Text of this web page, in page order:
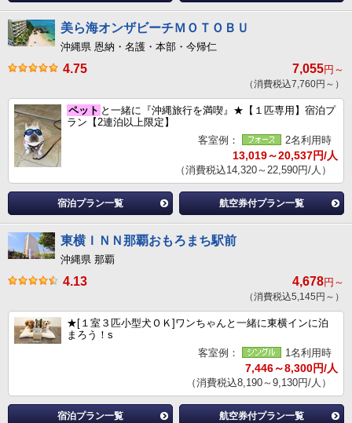
美ら海オンザビーチＭＯＴＯＢＵ
沖縄県 恩納・名護・本部・今帰仁
4.75 7,055円～
（消費税込7,760円～）
ペット と一緒に『沖縄旅行を満喫』★【１匹専用】宿泊プ
ラン【2連泊以上限定】
客室例：
2名利用時
13,019～20,537円/人
（消費税込14,320～22,590円/人）
宿泊プラン一覧 航空券付プラン一覧
東横ＩＮＮ那覇おもろまち駅前
沖縄県 那覇
4.13 4,678円～
（消費税込5,145円～）
★[１室３匹小型犬ＯＫ]ワンちゃんと一緒に東横インに泊
まろう！s
客室例：
1名利用時
7,446～8,300円/人
（消費税込8,190～9,130円/人）
宿泊プラン一覧 航空券付プラン一覧